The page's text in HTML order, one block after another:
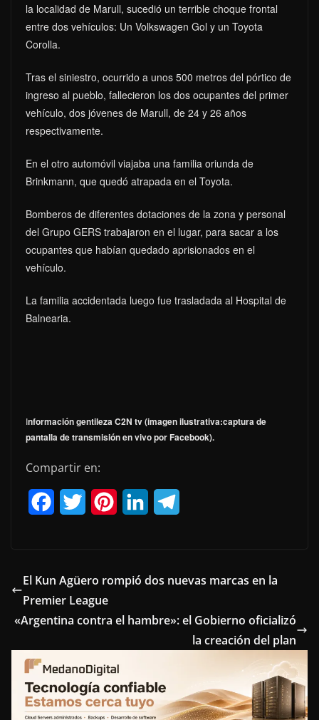
la localidad de Marull, sucedió un terrible choque frontal
entre dos vehículos: Un Volkswagen Gol y un Toyota
Corolla.
Tras el siniestro, ocurrido a unos 500 metros del pórtico de
ingreso al pueblo, fallecieron los dos ocupantes del primer
vehículo, dos jóvenes de Marull, de 24 y 26 años
respectivamente.
En el otro automóvil viajaba una familia oriunda de
Brinkmann, que quedó atrapada en el Toyota.
Bomberos de diferentes dotaciones de la zona y personal
del Grupo GERS trabajaron en el lugar, para sacar a los
ocupantes que habían quedado aprisionados en el
vehículo.
La familia accidentada luego fue trasladada al Hospital de
Balnearia.
Información gentileza C2N tv (imagen ilustrativa:captura de
pantalla de transmisión en vivo por Facebook).
Compartir en:
e
b
o
o
k
t
t
e
r
t
r
e
s
t
k
d
I
n
e
r
a
El Kun Agüero rompió dos nuevas marcas en la
Premier League
«Argentina contra el hambre»: el Gobierno oficializó
la creación del plan